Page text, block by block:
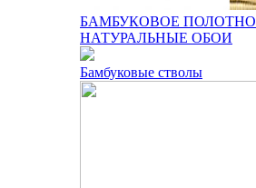
БАМБУКОВОЕ ПОЛОТНО
НАТУРАЛЬНЫЕ ОБОИ
Бамбуковые стволы